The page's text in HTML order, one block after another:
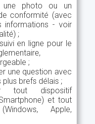
une photo ou un
conformité (avec
informations - voir
;
en ligne pour le
;
une question avec
plus brefs délais ;
tout dispositif
et tout
Apple,